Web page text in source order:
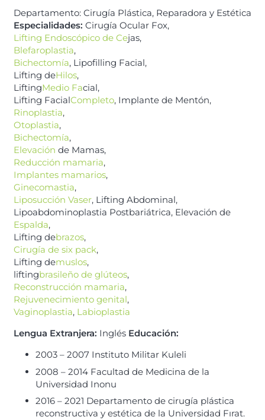
Departamento: Cirugía Plástica, Reparadora y Estética
Especialidades: Cirugía Ocular Fox,
Lifting Endoscópico de Cejas,
Blefaroplastia,
Bichectomía, Lipofilling Facial,
Lifting deHilos,
LiftingMedio Facial,
Lifting FacialCompleto, Implante de Mentón,
Rinoplastia,
Otoplastia,
Bichectomía,
Elevación de Mamas,
Reducción mamaria,
Implantes mamarios,
Ginecomastia,
Liposucción Vaser, Lifting Abdominal,
Lipoabdominoplastia Postbariátrica, Elevación de
Espalda,
Lifting debrazos,
Cirugía de six pack,
Lifting demuslos,
liftingbrasileño de glúteos,
Reconstrucción mamaria,
Rejuvenecimiento genital,
Vaginoplastia, Labioplastia
Lengua Extranjera: Inglés Educación:
2003 – 2007 Instituto Militar Kuleli
2008 – 2014 Facultad de Medicina de la
Universidad Inonu
2016 – 2021 Departamento de cirugía plástica
reconstructiva y estética de la Universidad Fırat.